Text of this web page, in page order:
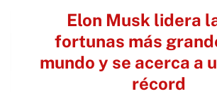
Elon Musk lidera
fortunas más
mundo y se acerca a
récord